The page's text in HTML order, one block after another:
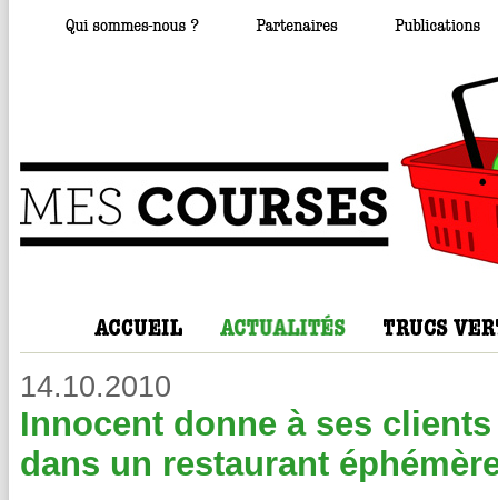
14.10.2010
Innocent donne à ses
dans un restaurant